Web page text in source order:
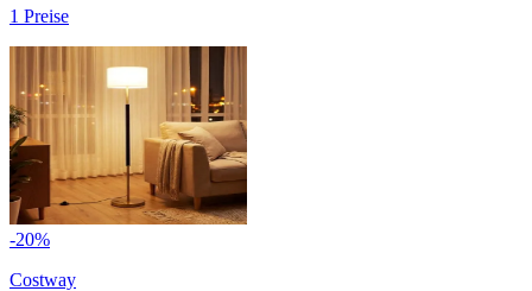
1 Preise
-20%
Costway